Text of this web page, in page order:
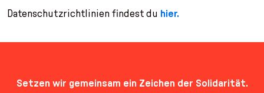
Datenschutzrichtlinien findest du hier.
Setzen wir gemeinsam ein Zeichen der Solidarität.